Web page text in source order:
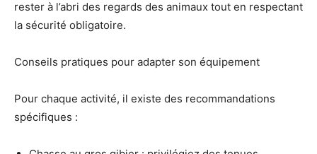
rester à l’abri des regards des animaux tout en respectant
la sécurité obligatoire.
Conseils pratiques pour adapter son équipement
Pour chaque activité, il existe des recommandations
spécifiques :